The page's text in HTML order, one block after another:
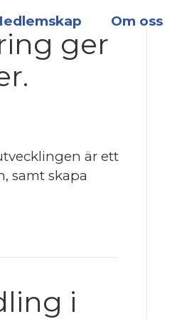
Om oss
ger
är ett
samt skapa
i